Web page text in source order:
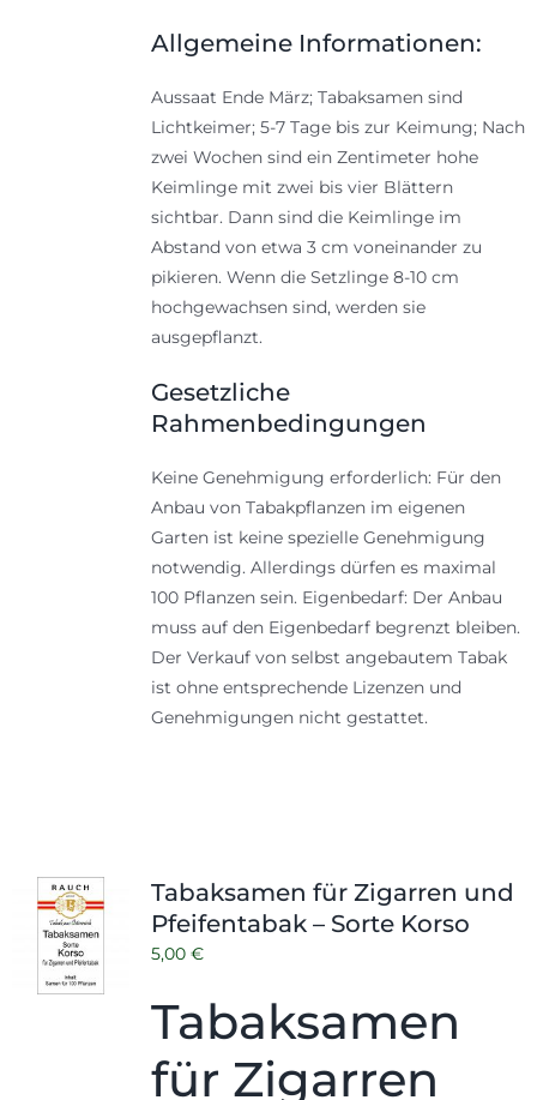
Allgemeine Informationen:
Aussaat Ende März; Tabaksamen sind
Lichtkeimer; 5-7 Tage bis zur Keimung; Nach
zwei Wochen sind ein Zentimeter hohe
Keimlinge mit zwei bis vier Blättern
sichtbar. Dann sind die Keimlinge im
Abstand von etwa 3 cm voneinander zu
pikieren. Wenn die Setzlinge 8-10 cm
hochgewachsen sind, werden sie
ausgepflanzt.
Gesetzliche
Rahmenbedingungen
Keine Genehmigung erforderlich: Für den
Anbau von Tabakpflanzen im eigenen
Garten ist keine spezielle Genehmigung
notwendig. Allerdings dürfen es maximal
100 Pflanzen sein. Eigenbedarf: Der Anbau
muss auf den Eigenbedarf begrenzt bleiben.
Der Verkauf von selbst angebautem Tabak
ist ohne entsprechende Lizenzen und
Genehmigungen nicht gestattet.
Tabaksamen für Zigarren und
Pfeifentabak – Sorte Korso
5,00 €
Tabaksamen
für Zigarren